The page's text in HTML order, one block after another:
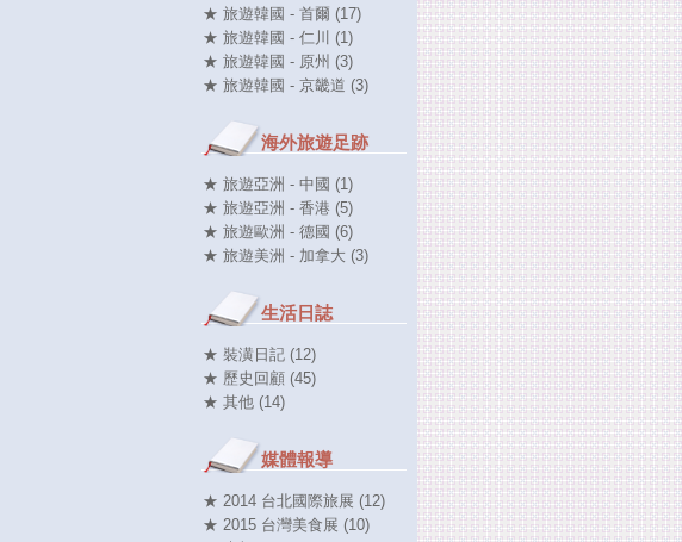
★ 旅遊韓國 - 首爾 (17)
★ 旅遊韓國 - 仁川 (1)
★ 旅遊韓國 - 原州 (3)
★ 旅遊韓國 - 京畿道 (3)
海外旅遊足跡
★ 旅遊亞洲 - 中國 (1)
★ 旅遊亞洲 - 香港 (5)
★ 旅遊歐洲 - 德國 (6)
★ 旅遊美洲 - 加拿大 (3)
生活日誌
★ 裝潢日記 (12)
★ 歷史回顧 (45)
★ 其他 (14)
媒體報導
★ 2014 台北國際旅展 (12)
★ 2015 台灣美食展 (10)